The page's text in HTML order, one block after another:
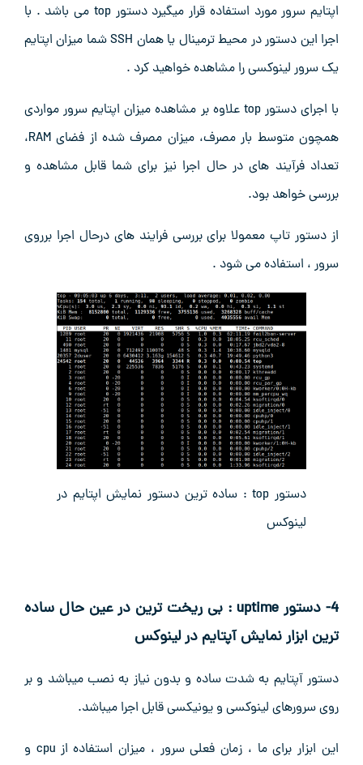
اپتایم سرور مورد استفاده قرار میگیرد دستور top می باشد . با
اجرا این دستور در محیط ترمینال یا همان SSH شما میزان اپتایم
یک سرور لینوکسی را مشاهده خواهید کرد .
با اجرای دستور top علاوه بر مشاهده میزان اپتایم سرور مواردی
همچون متوسط بار مصرف، میزان مصرف شده از فضای RAM،
تعداد فرآیند های در حال اجرا نیز برای شما قابل مشاهده و
بررسی خواهد بود.
از دستور تاپ معمولا برای بررسی فرایند های درحال اجرا برروی
سرور ، استفاده می شود .
دستور top : ساده ترین دستور نمایش اپتایم در
لینوکس
4- دستور uptime : بی ریخت ترین در عین حال ساده
ترین ابزار نمایش آپتایم در لینوکس
دستور آپتایم به شدت ساده و بدون نیاز به نصب میباشد و بر
روی سرورهای لینوکسی و یونیکسی قابل اجرا میباشد.
این ابزار برای ما ، زمان فعلی سرور ، میزان استفاده از cpu و